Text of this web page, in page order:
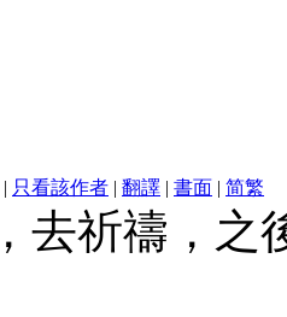
| 只看該作者 | 翻譯 | 書面 | 简繁
去祈禱，之